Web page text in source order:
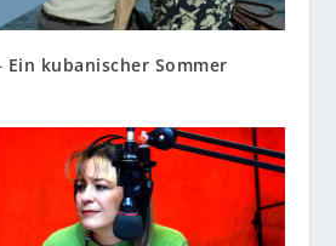
Ein kubanischer Sommer